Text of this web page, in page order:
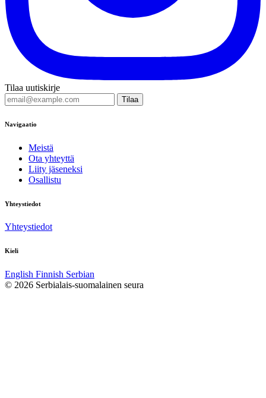
Tilaa uutiskirje
Tilaa
Navigaatio
Meistä
Ota yhteyttä
Liity jäseneksi
Osallistu
Yhteystiedot
Yhteystiedot
Kieli
English Finnish Serbian
© 2026 Serbialais-suomalainen seura